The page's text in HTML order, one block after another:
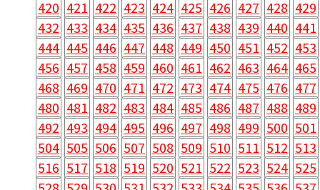
420 421 422 423 424 425 426 427 428 429
432 433 434 435 436 437 438 439 440 441
444 445 446 447 448 449 450 451 452 453
456 457 458 459 460 461 462 463 464 465
468 469 470 471 472 473 474 475 476 477
480 481 482 483 484 485 486 487 488 489
492 493 494 495 496 497 498 499 500 501
504 505 506 507 508 509 510 511 512 513
516 517 518 519 520 521 522 523 524 525